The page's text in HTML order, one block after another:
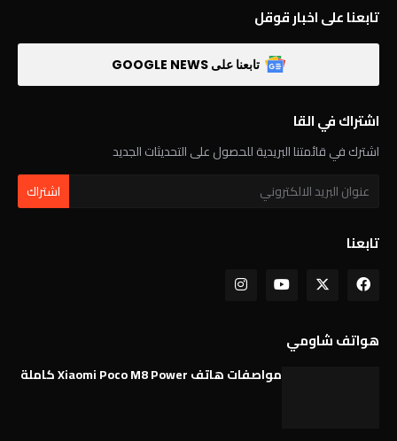
تابعنا على اخبار قوقل
تابعنا على GOOGLE NEWS
اشتراك في القا
اشترك في قائمتنا البريدية للحصول على التحديثات الجديد
تابعنا
هواتف شاومي
مواصفات هاتف Xiaomi Poco M8 Power كاملة